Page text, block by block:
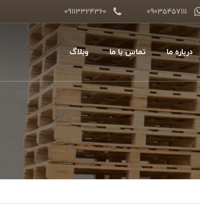
09035457111
09113324360
درباره ما تماس با ما وبلاگ